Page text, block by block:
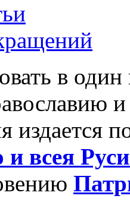
в
издается
и всея